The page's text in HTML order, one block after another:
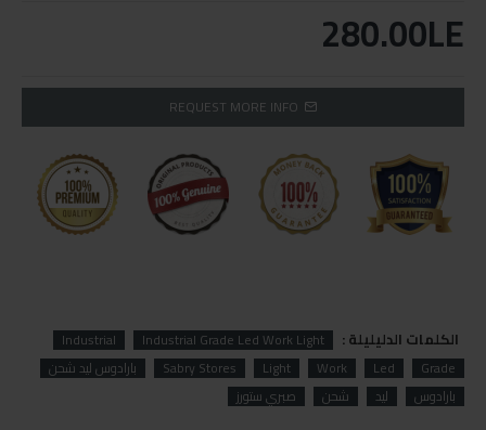
280.00LE
REQUEST MORE INFO
الكلمات الدليليلة : Industrial Grade Led Work Light
Industrial
Grade
Led
Work
Light
Sabry Stores
بارادوس ليد شحن
بارادوس
ليد شحن صبري ستورز